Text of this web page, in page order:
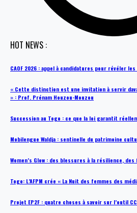
HOT NEWS :
CAOF 2026 : appel à candidatures pour révéler
« Cette distinction est une invitation à servir
» : Prof. Prénam Houzou-Mouzou
Succession au Togo : ce que la loi garantit
Mobilengue Waldja : sentinelle du patrimoine
Women’s Glow : des blessures à la résilience,
Togo: L’AFPM crée « La Nuit des femmes des
Projet EP2F : quatre choses à savoir sur l’outil